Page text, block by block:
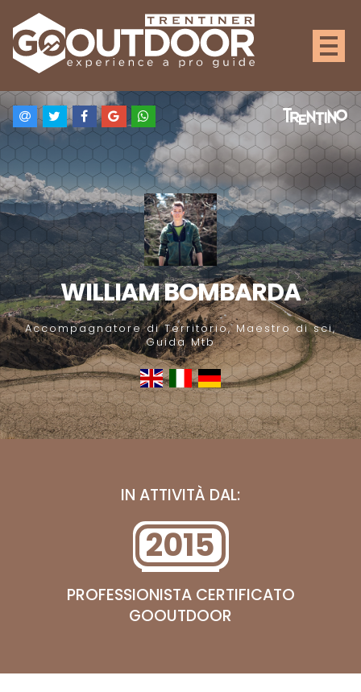
WILLIAM BOMBARDA
Accompagnatore di Territorio, Maestro di sci,
Guida Mtb
IN ATTIVITÀ DAL:
2015
PROFESSIONISTA CERTIFICATO
GOOUTDOOR